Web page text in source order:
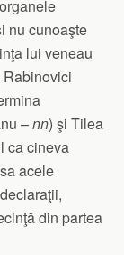
nu cunoaşte
lui veneau
Rabinovici
–nn) şi Tilea
ca cineva
acele
din partea